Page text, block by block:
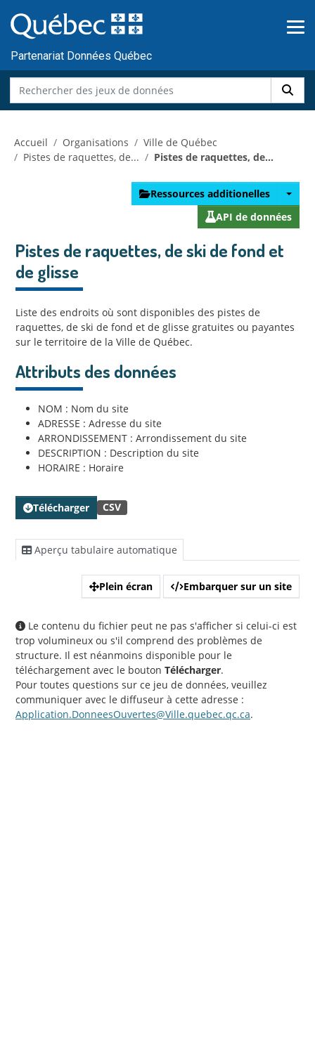
au
contenu
Partenariat Données Québec
Accueil Organisations
Ville de Québec
Pistes de raquettes, de...
Pistes de raquettes, de...
Ressources additionelles
API de données
Pistes de raquettes, de ski de fond et
de glisse
Liste des endroits où sont disponibles des pistes de
raquettes, de ski de fond et de glisse gratuites ou payantes
sur le territoire de la Ville de Québec.
Attributs des données
NOM : Nom du site
ADRESSE : Adresse du site
ARRONDISSEMENT : Arrondissement du site
DESCRIPTION : Description du site
HORAIRE : Horaire
Télécharger CSV
Aperçu tabulaire automatique
Plein écran Embarquer sur un site
Le contenu du fichier peut ne pas s'afficher si celui-ci est
trop volumineux ou s'il comprend des problèmes de
structure. Il est néanmoins disponible pour le
téléchargement avec le bouton Télécharger.
Pour toutes questions sur ce jeu de données, veuillez
communiquer avec le diffuseur à cette adresse :
Application.DonneesOuvertes@Ville.quebec.qc.ca.